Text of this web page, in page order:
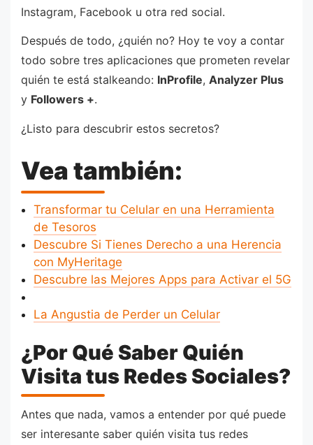
Instagram, Facebook u otra red social.
Después de todo, ¿quién no? Hoy te voy a contar
todo sobre tres aplicaciones que prometen revelar
quién te está stalkeando: InProfile, Analyzer Plus
y Followers +.
¿Listo para descubrir estos secretos?
Vea también:
Transformar tu Celular en una Herramienta
de Tesoros
Descubre Si Tienes Derecho a una Herencia
con MyHeritage
Descubre las Mejores Apps para Activar el 5G
La Angustia de Perder un Celular
¿Por Qué Saber Quién
Visita tus Redes Sociales?
Antes que nada, vamos a entender por qué puede
ser interesante saber quién visita tus redes